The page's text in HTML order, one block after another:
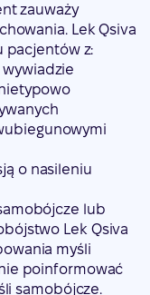
zauważy
Lek Qsiva
pacjentów z:
o nasileniu
lub
Lek Qsiva
myśli
poinformować
samobójcze.